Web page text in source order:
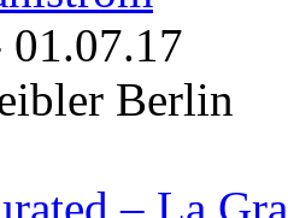
01.07.17
Berlin
– La